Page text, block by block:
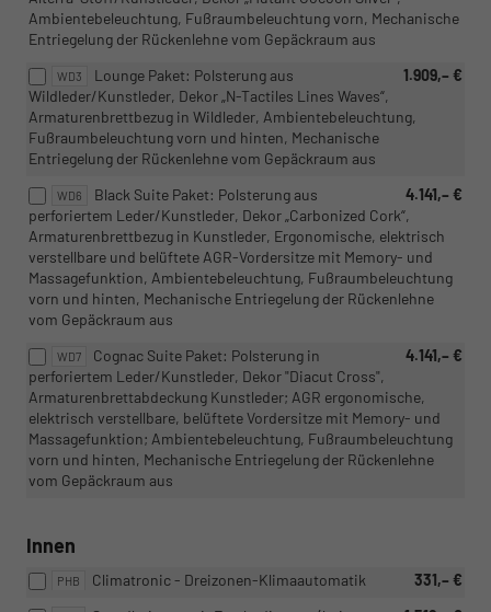
Ambientebeleuchtung, Fußraumbeleuchtung vorn, Mechanische
Entriegelung der Rückenlehne vom Gepäckraum aus
WD3 1.909,– €
Lounge Paket: Polsterung aus
Wildleder/Kunstleder, Dekor „N-Tactiles Lines Waves“,
Armaturenbrettbezug in Wildleder, Ambientebeleuchtung,
Fußraumbeleuchtung vorn und hinten, Mechanische
Entriegelung der Rückenlehne vom Gepäckraum aus
WD6 4.141,– €
Black Suite Paket: Polsterung aus
perforiertem Leder/Kunstleder, Dekor „Carbonized Cork“,
Armaturenbrettbezug in Kunstleder, Ergonomische, elektrisch
verstellbare und belüftete AGR-Vordersitze mit Memory- und
Massagefunktion, Ambientebeleuchtung, Fußraumbeleuchtung
vorn und hinten, Mechanische Entriegelung der Rückenlehne
vom Gepäckraum aus
WD7 4.141,– €
Cognac Suite Paket: Polsterung in
perforiertem Leder/Kunstleder, Dekor "Diacut Cross",
Armaturenbrettabdeckung Kunstleder; AGR ergonomische,
elektrisch verstellbare, belüftete Vordersitze mit Memory- und
Massagefunktion; Ambientebeleuchtung, Fußraumbeleuchtung
vorn und hinten, Mechanische Entriegelung der Rückenlehne
vom Gepäckraum aus
Innen
PHB 331,– €
Climatronic - Dreizonen-Klimaautomatik